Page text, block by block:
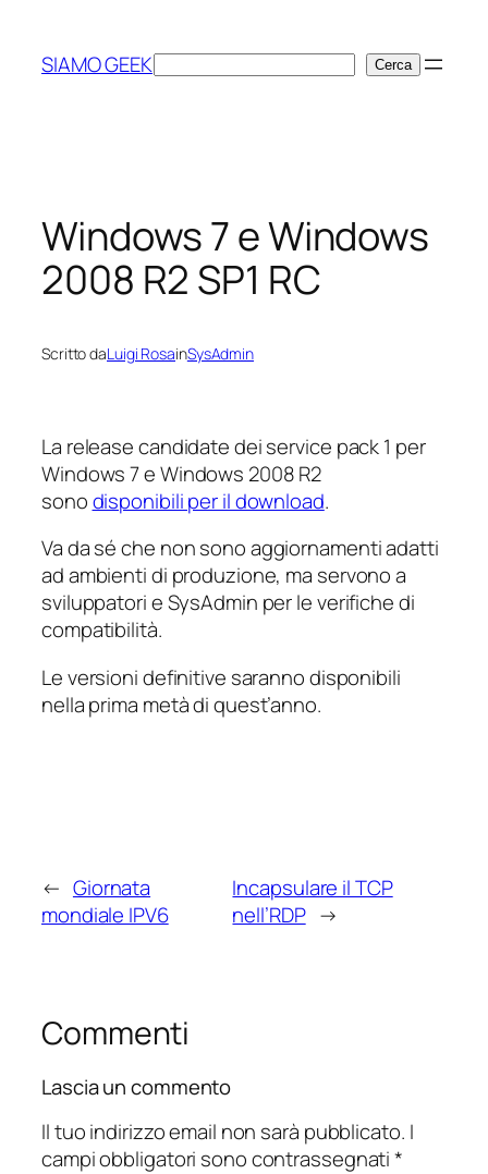
contenuto
SIAMO GEEKCerca Cerca
Windows 7 e Windows
2008 R2 SP1 RC
Scritto daLuigi RosainSysAdmin
La release candidate dei service pack 1 per
Windows 7 e Windows 2008 R2
sonodisponibili per il download.
Va da sé che non sono aggiornamenti adatti
ad ambienti di produzione, ma servono a
sviluppatori e SysAdmin per le verifiche di
compatibilità.
Le versioni definitive saranno disponibili
nella prima metà di quest’anno.
← Giornata
mondiale IPV6
Incapsulare il TCP
nell’RDP →
Commenti
Lascia un commento
Il tuo indirizzo email non sarà pubblicato. I
campi obbligatori sono contrassegnati*